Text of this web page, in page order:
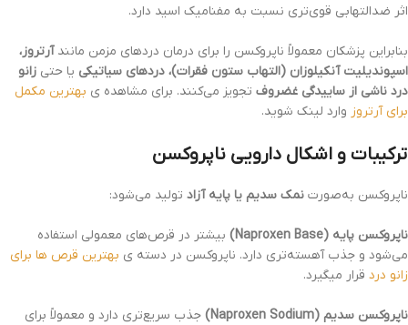
اثر ضدالتهابی قوی‌تری نسبت به مفنامیک اسید دارد.
بنابراین پزشکان معمولاً ناپروکسن را برای درمان دردهای مزمن مانندآرتروز،
اسپوندیلیت آنکیلوزان (التهاب ستون فقرات)، دردهای سیاتیکی یا حتی زانو
درد ناشی از ساییدگی غضروف تجویز می‌کنند. برای مشاهده ی بهترین مکمل
برای آرتروز وارد لینک شوید.
ترکیبات و اشکال دارویی ناپروکسن
ناپروکسن به‌صورت نمک سدیم یا پایه آزاد تولید می‌شود:
ناپروکسن پایه (Naproxen Base)
بیشتر در قرص‌های معمولی استفاده
می‌شود و جذب آهسته‌تری دارد. ناپروکسن در دسته ی بهترین قرص ها برای
زانو درد قرار میگیرد.
ناپروکسن سدیم (Naproxen Sodium)
جذب سریع‌تری دارد و معمولاً برای